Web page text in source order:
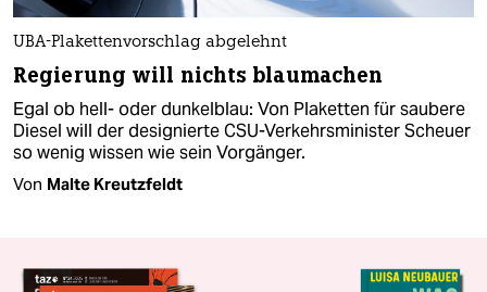
UBA-Plakettenvorschlag abgelehnt
Regierung will nichts blaumachen
Egal ob hell- oder dunkelblau: Von Plaketten für saubere
Diesel will der designierte CSU-Verkehrsminister Scheuer
so wenig wissen wie sein Vorgänger.
Von Malte Kreutzfeldt